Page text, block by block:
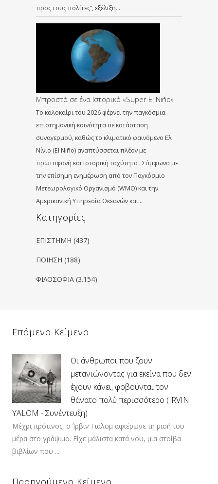
προς τους πολίτες”, εξέλιξη…
Μπροστά σε ένα Ιστορικό «Super El Niño»
Το καλοκαίρι του 2026 φέρνει την παγκόσμια
επιστημονική κοινότητα σε κατάσταση
συναγερμού, καθώς το κλιματικό φαινόμενο Ελ
Νίνιο (El Niño) αναπτύσσεται πλέον με
πρωτοφανή και ιστορική ταχύτητα . Σύμφωνα με
την επίσημη ενημέρωση από τον Παγκόσμιο
Μετεωρολογικό Οργανισμό (WMO) και την
Αμερικανική Υπηρεσία Ωκεανών και…
Kατηγορίες
ΕΠΙΣΤΗΜΗ (437)
ΠΟΙΗΣΗ (188)
ΦΙΛΟΣΟΦΙΑ (3.154)
Επόμενο Κείμενο
Οι άνθρωποι που ζουν
μετανιώνοντας για εκείνα που δεν
έχουν κάνει, φοβούνται τον
θάνατο πολύ περισσότερο (IRVIN
YALOM - Συνέντευξη)
Μέχρι πρότινος, ο Ίρβιν Γιάλομ αφιέρωνε τη μισή του
μέρα στο γράψιμο. Είχε μάλιστα κατά νου, μια στοίβα
βιβλίων που ...